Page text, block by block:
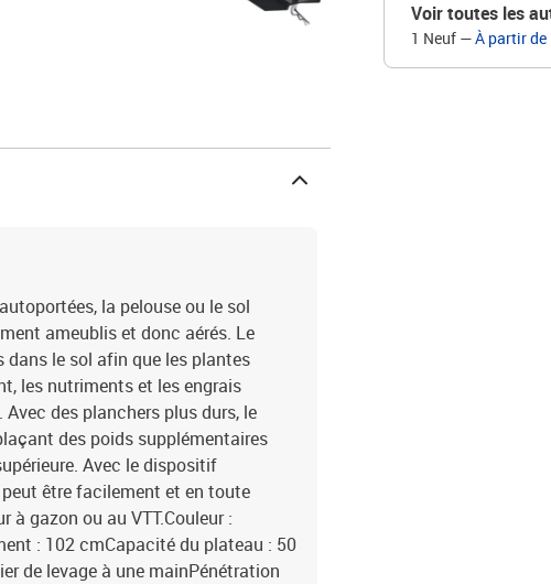
Voir toutes les
1 Neuf —À partir de
la pelouse ou le sol
ameublis et donc aérés. Le
dans le sol afin que les plantes
les nutriments et les engrais
des planchers plus durs, le
des poids supplémentaires
Avec le dispositif
peut être facilement et en toute
gazon ou au VTT.Couleur :
: 102 cmCapacité du plateau : 50
de levage à une mainPénétration